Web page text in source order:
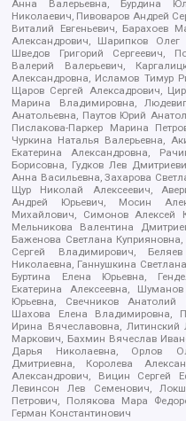
Анна Валерьевна, Бурдина
Николаевич, Пивоваров Андрей
Виталий Евгеньевич, Барахоев
Александрович, Шарипков
Шведов Григорий Сергеевич,
Валерий Валерьевич,
Александровна, Исламов Тимур
Щаров Сергей Алексадрович,
Марина Владимировна,
Анатольевна, Паутов Юрий
Пислакова-Паркер Марина
Чуркина Наталья Валерьевна,
Екатерина Александровна,
Борисовна, Гудков Лев
Анна Васильевна, Захарова
Щур Николай Алексеевич,
Андрей Юрьевич, Мосин
Михайлович, Симонов Алексей
Мельникова Валентина
Баженова Светлана
Сергей Владимирович,
Николаевна, Ганнушкина
Буртина Елена Юрьевна,
Екатерина Алексеевна,
Юрьевна, Свечников
Шахова Елена Владимировна,
Ирина Вячеславовна, Литинский
Маркович, Бахмин Вячеслав
Дарья Николаевна, Орлов
Дмитриевна, Королева
Александрович, Вицин Сергей
Левинсон Лев Семенович,
Петрович, Полякова Мара
Герман Константинович